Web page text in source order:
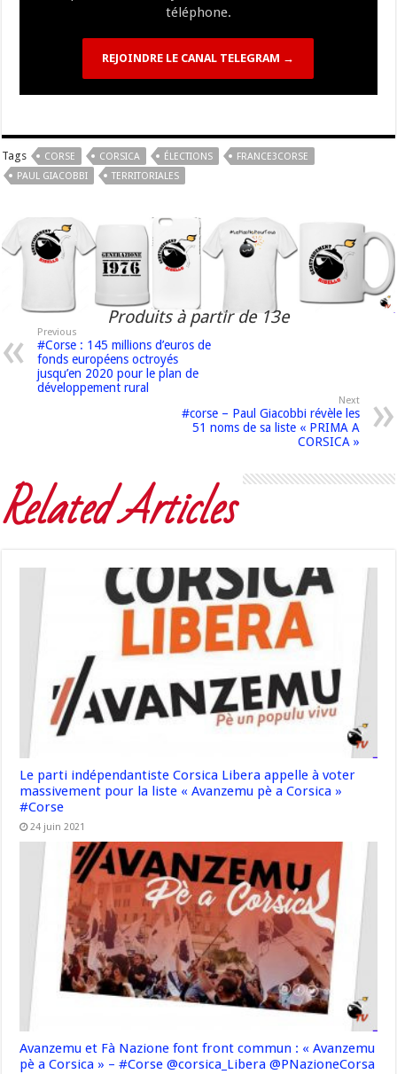
téléphone.
REJOINDRE LE CANAL TELEGRAM →
Tags CORSE CORSICA ÉLECTIONS
FRANCE3CORSE
PAUL GIACOBBI
TERRITORIALES
Produits à partir de 13e
Previous
#Corse : 145 millions d’euros de
fonds européens octroyés
jusqu’en 2020 pour le plan de
développement rural
Next
#corse – Paul Giacobbi révèle les
51 noms de sa liste « PRIMA A
CORSICA »
Related Articles
Le parti indépendantiste Corsica Libera appelle à voter
massivement pour la liste « Avanzemu pè a Corsica »
#Corse
24 juin 2021
Avanzemu et Fà Nazione font front commun : « Avanzemu
pè a Corsica » – #Corse @corsica_Libera @PNazioneCorsa